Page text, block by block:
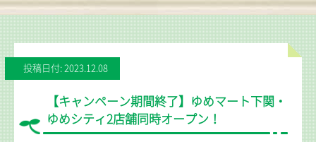
投稿日付: 2023.12.08
【キャンペーン期間終了】ゆめマート下関・
ゆめシティ2店舗同時オープン！